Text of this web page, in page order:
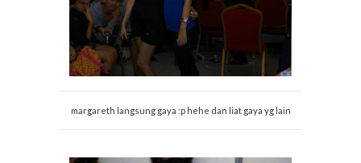
margareth langsung gaya :p hehe dan liat gaya yg lain